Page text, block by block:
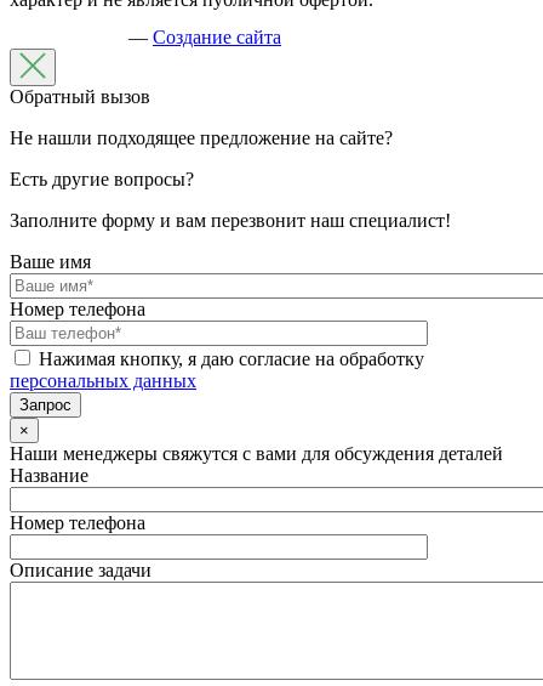
— Создание сайта
Обратный вызов
Не нашли подходящее предложение на сайте?
Есть другие вопросы?
Заполните форму и вам перезвонит наш специалист!
Ваше имя
Номер телефона
Нажимая кнопку, я даю согласие на обработку
персональных данных
×
Наши менеджеры свяжутся с вами для обсуждения деталей
Название
Номер телефона
Описание задачи